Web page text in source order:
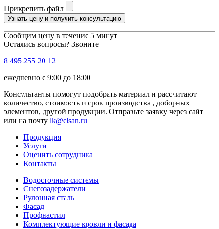
Прикрепить файл
Узнать цену и получить консультацию
Сообщим цену в течение 5 минут
Остались вопросы? Звоните
8 495 255-20-12
ежедневно с 9:00 до 18:00
Консультанты помогут подобрать материал и рассчитают
количество, стоимость и срок производства , доборных
элементов, другой продукции. Отправьте заявку через сайт
или на почту lk@elsan.ru
Продукция
Услуги
Оценить сотрудника
Контакты
Водосточные системы
Снегозадержатели
Рулонная сталь
Фасад
Профнастил
Комплектующие кровли и фасада